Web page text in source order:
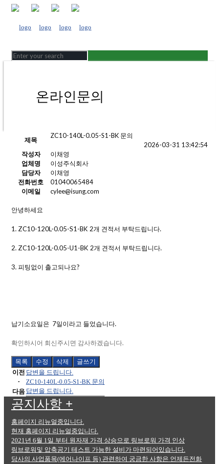
온라인문의
제목
ZC10-140L-0.05-S1-BK 문의
2026-03-31 13:42:54
작성자
이채영
업체명
이성주식회사
담당자
이채영
전화번호
01040065484
이메일
cylee@isung.com
안녕하세요
1. ZC10-120L-0.05-S1-BK 2개 견적서 부탁드립니다.
2. ZC10-120L-0.05-U1-BK 2개 견적서 부탁드립니다.
3. 피팅없이 출고되나요?
납기소요일은 7일이라고 들었습니다.
확인하시어 회신주시면 감사하겠습니다.
목록 수정 삭제
글쓰기
이전 답변을 드립니다.
- ZC10-140L-0.05-S1-BK 문의
다음 답변을 드립니다.
공지사항 +
홈페이지 리뉴얼중입니다.
현재 홈페이지 리뉴얼중입니다.
2021년 6월 1일 부터 원자재 가격 상승으로 링브로워 가격 인상
링브로워및 압축공기 테스트 가능한 설비가 마련되어있습니다.
당사의 사업품목(에어나이프 등) 관련하여 궁금한 사항은 언제든전화